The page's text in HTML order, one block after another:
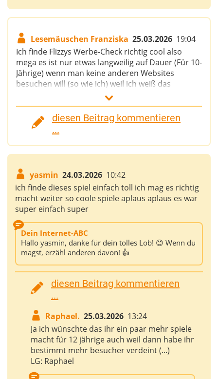
Lesemäuschen Franziska 25.03.2026 19:04
Ich finde Flizzys Werbe-Check richtig cool also
mega es ist nur etwas langweilig auf Dauer (Für 10-
Jährige) wenn man keine anderen Websites
besuchen will (so wie ich) weil ich weiß das
Internet-abc.de sicher ist und bei den anderen
Websites kann ich das nicht so sicher sagen. Also
wenn ich Flizzys Werbe-Check länger als 1 Minute
Spiele wird es etwas langweilig.
diesen Beitrag kommentieren
...
yasmin 24.03.2026 10:42
ich finde dieses spiel einfach toll ich mag es richtig
macht weiter so coole spiele aplaus aplaus es war
super einfach super
Dein Internet-ABC
Hallo yasmin, danke für dein tolles Lob! 😊 Wenn du
magst, erzähl anderen davon! 👍
diesen Beitrag kommentieren
...
Raphael. 25.03.2026 13:24
Ja ich wünschte das ihr ein paar mehr spiele
macht für 12 jährige auch weil dann habe ihr
bestimmt mehr besucher verdeint (...)
LG: Raphael